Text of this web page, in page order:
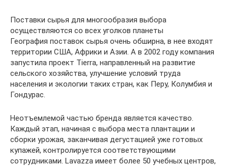
Поставки сырья для многообразия выбора
осуществляются со всех уголков планеты
География поставок сырья очень обширна, в нее входят
территории США, Африки и Азии. А в 2002 году компания
запустила проект Tierra, направленный на развитие
сельского хозяйства, улучшение условий труда
населения и экологии таких стран, как Перу, Колумбия и
Гондурас.
Неотъемлемой частью бренда является качество.
Каждый этап, начиная с выбора места плантации и
сборки урожая, заканчивая дегустацией уже готовых
купажей, контролируется соответствующими
сотрудниками. Lavazza имеет более 50 учебных центров,